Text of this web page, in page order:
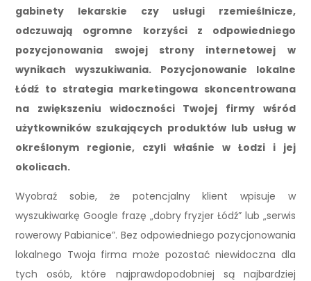
gabinety lekarskie czy usługi rzemieślnicze,
odczuwają ogromne korzyści z odpowiedniego
pozycjonowania swojej strony internetowej w
wynikach wyszukiwania. Pozycjonowanie lokalne
Łódź to strategia marketingowa skoncentrowana
na zwiększeniu widoczności Twojej firmy wśród
użytkowników szukających produktów lub usług w
określonym regionie, czyli właśnie w Łodzi i jej
okolicach.
Wyobraź sobie, że potencjalny klient wpisuje w
wyszukiwarkę Google frazę „dobry fryzjer Łódź” lub „serwis
rowerowy Pabianice”. Bez odpowiedniego pozycjonowania
lokalnego Twoja firma może pozostać niewidoczna dla
tych osób, które najprawdopodobniej są najbardziej